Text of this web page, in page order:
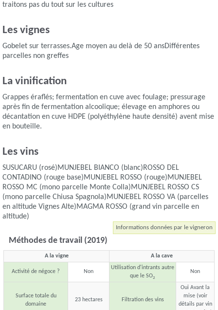
traitons pas du tout sur les cultures
Les vignes
Gobelet sur terrasses.Age moyen au delà de 50 ansDifférentes
parcelles non greffes
La vinification
Grappes éraflés; fermentation en cuve avec foulage; pressurage
après fin de fermentation alcoolique; élevage en amphores ou
décantation en cuve HDPE (polyéthylène haute densité) avent mise
en bouteille.
Les vins
SUSUCARU (rosé)MUNJEBEL BIANCO (blanc)ROSSO DEL
CONTADINO (rouge base)MUNJEBEL ROSSO (rouge)MUNJEBEL
ROSSO MC (mono parcelle Monte Colla)MUNJEBEL ROSSO CS
(mono parcelle Chiusa Spagnola)MUNJEBEL ROSSO VA (parcelles
en altitude Vignes Alte)MAGMA ROSSO (grand vin parcelle en
altitude)
Informations données par le vigneron
Méthodes de travail (2019)
A la vigne A la cave
Activité de négoce ? Non
Utilisation d'intrants autre
que le SO2
Non
Surface totale du
domaine
23 hectares Filtration des vins
Oui Avant la
mise (voir
détails par vin